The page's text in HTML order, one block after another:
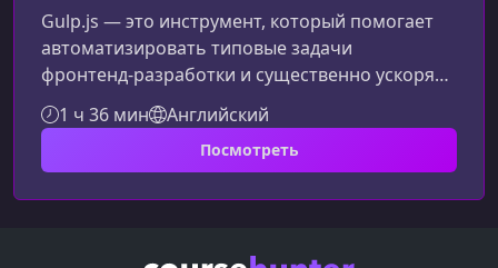
Gulp.js — это инструмент, который помогает
автоматизировать типовые задачи
фронтенд‑разработки и существенно ускоряет
рабочий процесс. Освой этот инструмент и
начни тратить меньше времени на рутину, а
больше — на создание крутых проектов.Что
такое Gulp.js и зачем он нуженGulp — это
система сборки, которая позволяет
при разработке: сжатие файлов, оптимизация
1 ч 36 мин Английский
Посмотреть